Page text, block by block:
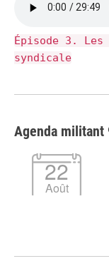
Épisode 3. Les
syndicale
Agenda militant
22
Août